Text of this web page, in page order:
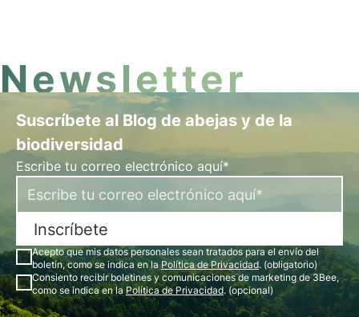
Newsletter
Suscríbete al Blog de abejas y de la
biodiversidad
Escribe tu correo electrónico aquí*
Inscríbete
Acepto que mis datos personales sean tratados para el envío del
boletín, como se indica en laPolítica de Privacidad. (obligatorio)
Consiento recibir boletines y comunicaciones de marketing de 3Bee,
como se indica en laPolítica de Privacidad. (opcional)